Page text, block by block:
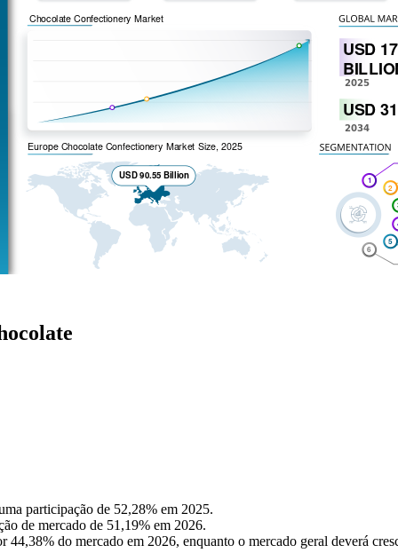
participação de 52,28% em 2025.
de mercado de 51,19% em 2026.
44,38% do mercado em 2026, enquanto o mercado geral deverá